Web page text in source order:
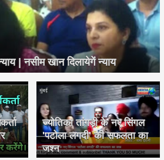
| नसीम खान दिलायेगें न्याय
ज्योतिका तांगड़ी के नए सिंगल
'पटोला लगदी' की सफलता का
जश्न